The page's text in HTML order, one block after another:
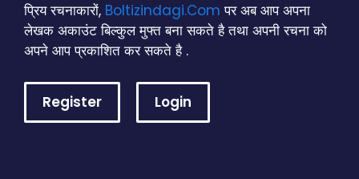
प्रिय रचनाकारों, Boltizindagi.Com पर अब आप अपना
लेखक अकाउंट बिल्कुल मुफ्त बना सकते है तथा अपनी रचना को
अपने आप प्रकाशित कर सकते है .
Register Login